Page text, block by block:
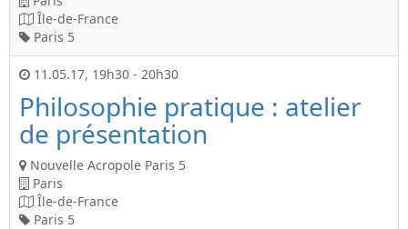
Île-de-France
Paris 5
11.05.17, 19h30 - 20h30
Philosophie pratique : atelier
de présentation
Nouvelle Acropole Paris 5
Paris
Île-de-France
Paris 5